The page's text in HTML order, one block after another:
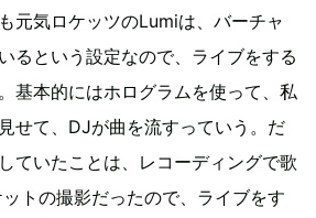
元気ロケッツのLumiは、バーチャ
るという設定なので、ライブをする
基本的にはホログラムを使って、私
せて、DJが曲を流すっていう。だ
ていたことは、レコーディングで歌
トの撮影だったので、ライブをす